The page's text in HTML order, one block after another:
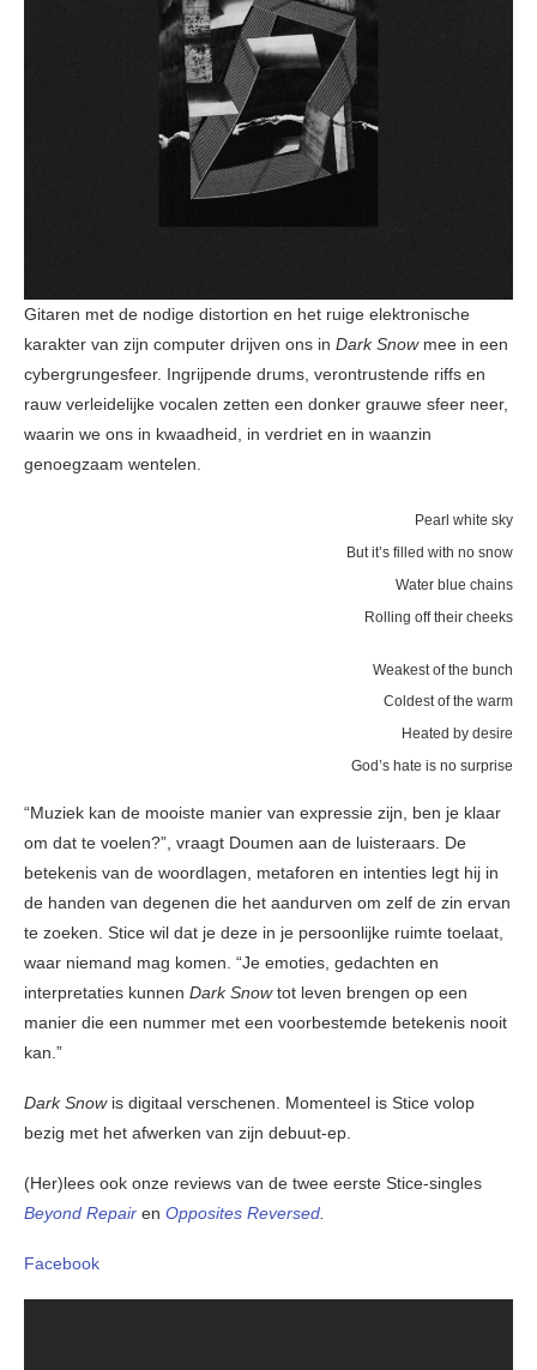
Gitaren met de nodige distortion en het ruige elektronische
karakter van zijn computer drijven ons in Dark Snowmee in een
cybergrungesfeer. Ingrijpende drums, verontrustende riffs en
rauw verleidelijke vocalen zetten een donker grauwe sfeer neer,
waarin we ons in kwaadheid, in verdriet en in waanzin
genoegzaam wentelen.
Pearl white sky
But it’s filled with no snow
Water blue chains
Rolling off their cheeks
Weakest of the bunch
Coldest of the warm
Heated by desire
God’s hate is no surprise
“Muziek kan de mooiste manier van expressie zijn, ben je klaar
om dat te voelen?”, vraagt Doumen aan de luisteraars. De
betekenis van de woordlagen, metaforen en intenties legt hij in
de handen van degenen die het aandurven om zelf de zin ervan
te zoeken. Stice wil dat je deze in je persoonlijke ruimte toelaat,
waar niemand mag komen. “Je emoties, gedachten en
interpretaties kunnen Dark Snowtot leven brengen op een
manier die een nummer met een voorbestemde betekenis nooit
kan.”
Dark Snow is digitaal verschenen. Momenteel is Stice volop
bezig met het afwerken van zijn debuut-ep.
(Her)lees ook onze reviews van de twee eerste Stice-singles
Beyond Repair en Opposites Reversed
Facebook